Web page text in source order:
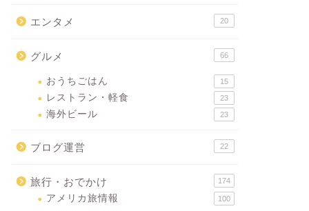
エンタメ 20
グルメ 66
おうちごはん 15
レストラン・軽食 23
海外ビール 23
ブログ運営 22
旅行・おでかけ 174
アメリカ旅情報 100